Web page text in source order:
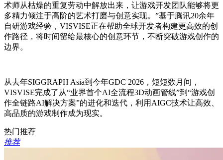
术师从枯燥的重复劳动中解放出来，让游戏开发团队能够将更
多精力倾注于高阶的艺术打磨与创意实现。”基于腾讯20余年
自研游戏经验，VISVISE正在帮助全球开发者构建更高效的创
作路径，将时间留给最核心的创意环节，不断突破游戏创作的
边界。
从去年SIGGRAPH Asia到今年GDC 2026，短短数月间，
VISVISE完成了从“业界首个AI全流程3D动画管线”到“游戏创
作全链路AI解决方案”的进化和迭代，利用AIGC技术让高效、
高品质的游戏制作成为现实。
热门推荐
推荐